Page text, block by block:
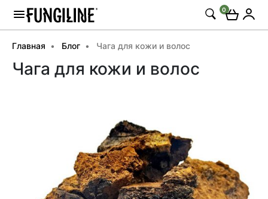
0
Главная Блог Чага для кожи и волоc
Чага для кожи и волоc